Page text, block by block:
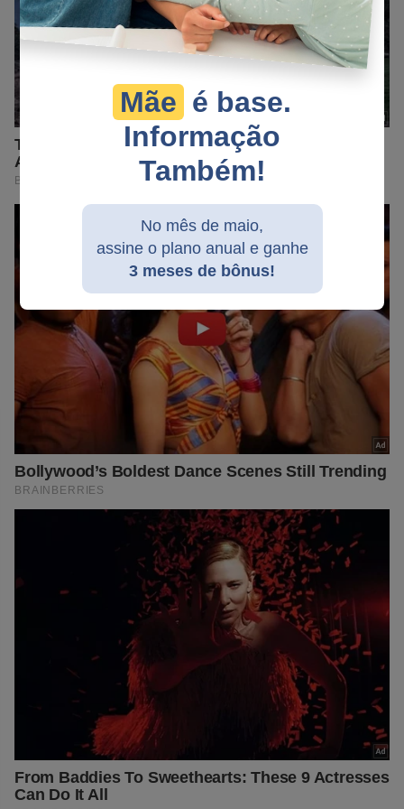
Mãe é base.
Informação
Também!
No mês de maio,
assine o plano anual e ganhe
3 meses de bônus!